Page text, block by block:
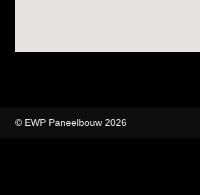
© EWP Paneelbouw 2026